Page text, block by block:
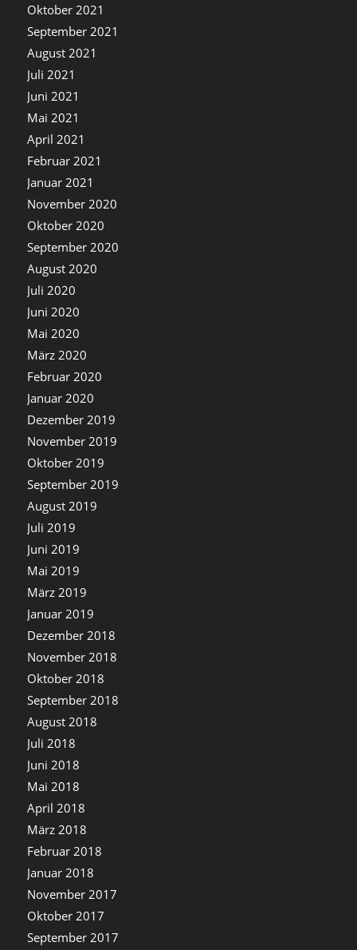
Oktober 2021
September 2021
August 2021
Juli 2021
Juni 2021
Mai 2021
April 2021
Februar 2021
Januar 2021
November 2020
Oktober 2020
September 2020
August 2020
Juli 2020
Juni 2020
Mai 2020
März 2020
Februar 2020
Januar 2020
Dezember 2019
November 2019
Oktober 2019
September 2019
August 2019
Juli 2019
Juni 2019
Mai 2019
März 2019
Januar 2019
Dezember 2018
November 2018
Oktober 2018
September 2018
August 2018
Juli 2018
Juni 2018
Mai 2018
April 2018
März 2018
Februar 2018
Januar 2018
November 2017
Oktober 2017
September 2017